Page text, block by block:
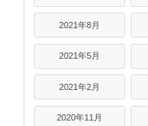
2021年8月
2021年5月
2021年2月
2020年11月